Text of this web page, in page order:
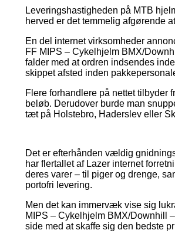
Leveringshastigheden på MTB
herved er det temmelig afgørende
En del internet virksomheder
FF MIPS – Cykelhjelm BMX/
falder med at ordren indsendes
skippet afsted inden
Flere forhandlere på nettet tilbyder
beløb. Derudover burde man
tæt på Holstebro, Haderslev eller
Det er efterhånden vældig
har flertallet af Lazer internet
deres varer – til piger og drenge,
portofri levering.
Men det kan immervæk vise sig
MIPS – Cykelhjelm BMX/Downhill
side med at skaffe sig den bedste